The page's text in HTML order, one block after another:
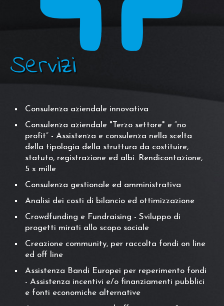
Servizi
Consulenza aziendale innovativa
Consulenza aziendale "Terzo settore" e “no
profit” - Assistenza e consulenza nella scelta
della tipologia della struttura da costituire,
statuto, registrazione ed albi. Rendicontazione,
5 x mille
Consulenza gestionale ed amministrativa
Analisi dei costi di bilancio ed ottimizzazione
Crowdfunding e Fundraising - Sviluppo di
progetti mirati allo scopo sociale
Creazione community, per raccolta fondi on line
ed off line
Assistenza Bandi Europei per reperimento fondi
- Assistenza incentivi e/o finanziamenti pubblici
e fonti economiche alternative